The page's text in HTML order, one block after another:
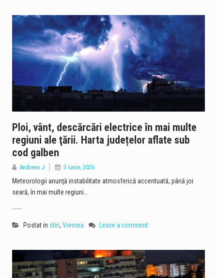
Ploi, vânt, descărcări electrice în mai multe
regiuni ale ţării. Harta județelor aflate sub
cod galben
Andreea J 3 iunie, 2026
Meteorologii anunţă instabilitate atmosferică accentuată, până joi
seară, în mai multe regiuni…
Postat in stiri, Vremea Leave a comment